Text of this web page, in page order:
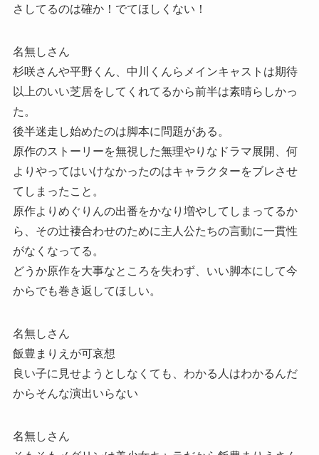
さしてるのは確か！でてほしくない！
名無しさん
杉咲さんや平野くん、中川くんらメインキャストは期待
以上のいい芝居をしてくれてるから前半は素晴らしかっ
た。
後半迷走し始めたのは脚本に問題がある。
原作のストーリーを無視した無理やりなドラマ展開、何
よりやってはいけなかったのはキャラクターをブレさせ
てしまったこと。
原作よりめぐりんの出番をかなり増やしてしまってるか
ら、その辻褄合わせのために主人公たちの言動に一貫性
がなくなってる。
どうか原作を大事なところを失わず、いい脚本にして今
からでも巻き返してほしい。
名無しさん
飯豊まりえが可哀想
良い子に見せようとしなくても、わかる人はわかるんだ
からそんな演出いらない
名無しさん